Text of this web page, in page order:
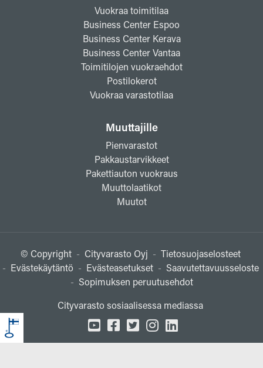
Vuokraa toimitilaa
Business Center Espoo
Business Center Kerava
Business Center Vantaa
Toimitilojen vuokraehdot
Postilokerot
Vuokraa varastotilaa
Muuttajille
Pienvarastot
Pakkaustarvikkeet
Pakettiauton vuokraus
Muuttolaatikot
Muutot
© Copyright - Cityvarasto Oyj - Tietosuojaselosteet
- Evästekäytäntö - Evästeasetukset - Saavutettavuusseloste
- Sopimuksen peruutusehdot
Cityvarasto sosiaalisessa mediassa